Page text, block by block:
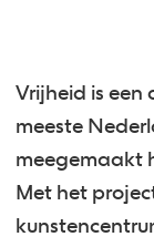
Vrijheid is een
meeste
meegemaakt
Met het